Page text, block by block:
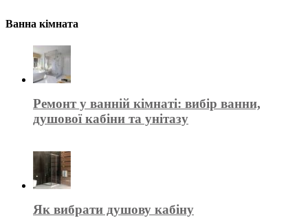
Ванна кімната
Ремонт у ванній кімнаті: вибір ванни,
душової кабіни та унітазу
Як вибрати душову кабіну